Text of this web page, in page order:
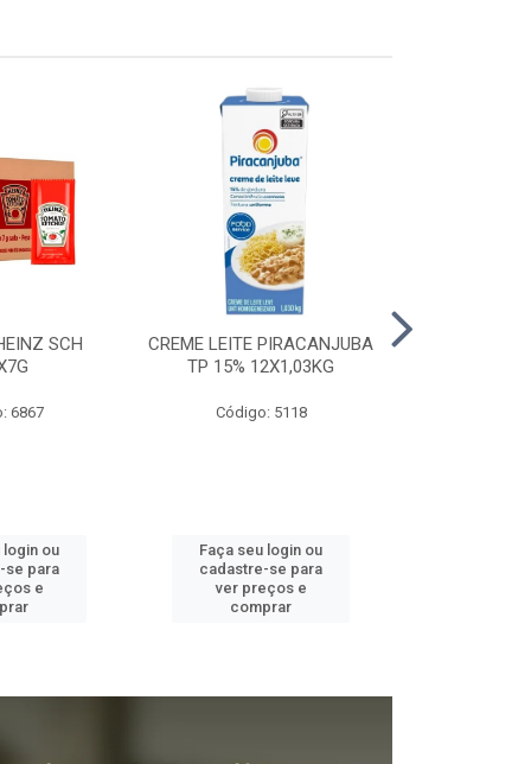
SCH
6867
login ou
se para
e
CREME LEITE PIRACANJUBA
TP 15% 12X1,03KG
Código: 5118
Faça seu login ou
cadastre-se para
ver preços e
comprar